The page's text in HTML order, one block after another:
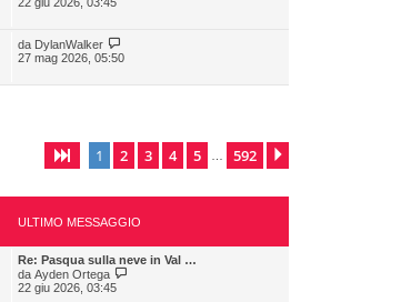
da DylanWalker
27 mag 2026, 05:50
Pagina1 di 592
1 2 3 4 5 592
ULTIMO MESSAGGIO
Re: Pasqua sulla neve in Val …
da Ayden Ortega
22 giu 2026, 03:45